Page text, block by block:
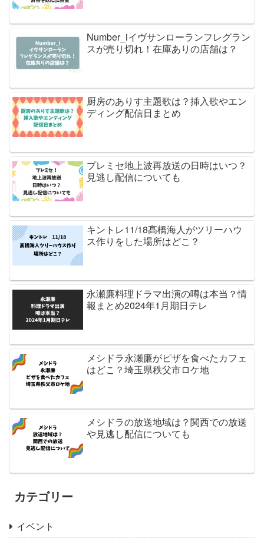
Number_iイヴサンローランフレグラン
スが売り切れ！在庫ありの店舗は？
厨房のありす主題歌は？挿入歌やエン
ディング配信日まとめ
プレミセ地上波再放送の日時はいつ？
見逃し配信についても
キントレ11/18髙橋海人がツリーハウ
ス作りをした場所はどこ？
永瀬廉料理ドラマ出演の噂は本当？情
報まとめ2024年1月期日テレ
メシドラ永瀬廉がピザを食べたカフェ
はどこ？埼玉県秩父市ロケ地
メシドラの放送地域は？関西での放送
や見逃し配信についても
カテゴリー
イベント